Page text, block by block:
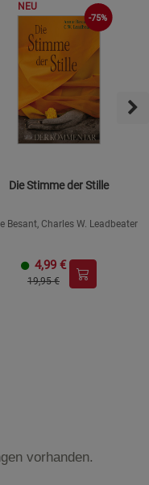
NEU
-75%
Die Stimme der Stille
Besant, Charles W. Leadbeater
4,99 €
19,95 €
vorhanden.